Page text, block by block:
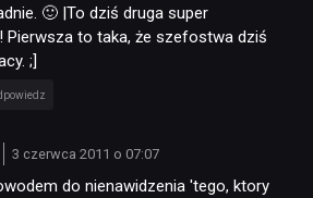
🙂 |To dziś druga super
Pierwsza to taka, że szefostwa dziś
;]
3 czerwca 2011 o 07:07
do nienawidzenia 'tego, ktory